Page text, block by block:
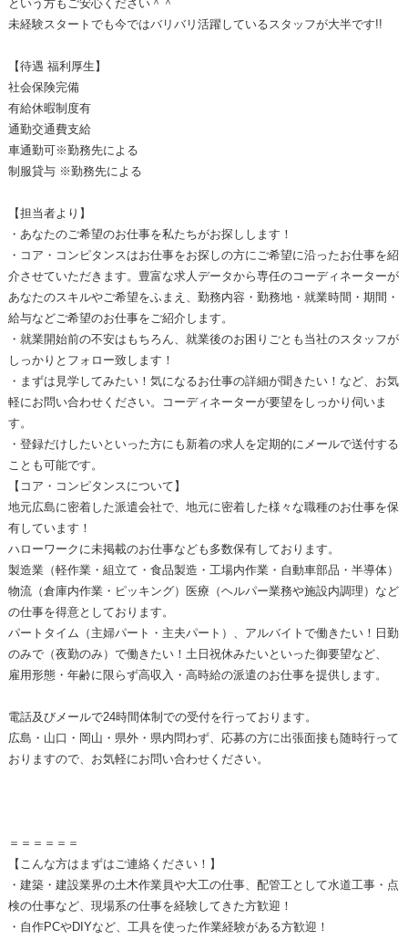
という方もご安心ください＾＾
未経験スタートでも今ではバリバリ活躍しているスタッフが大半です!!
【待遇 福利厚生】
社会保険完備
有給休暇制度有
通勤交通費支給
車通勤可※勤務先による
制服貸与 ※勤務先による
【担当者より】
・あなたのご希望のお仕事を私たちがお探しします！
・コア・コンピタンスはお仕事をお探しの方にご希望に沿ったお仕事を紹
介させていただきます。豊富な求人データから専任のコーディネーターが
あなたのスキルやご希望をふまえ、勤務内容・勤務地・就業時間・期間・
給与などご希望のお仕事をご紹介します。
・就業開始前の不安はもちろん、就業後のお困りごとも当社のスタッフが
しっかりとフォロー致します！
・まずは見学してみたい！気になるお仕事の詳細が聞きたい！など、お気
軽にお問い合わせください。コーディネーターが要望をしっかり伺いま
す。
・登録だけしたいといった方にも新着の求人を定期的にメールで送付する
ことも可能です。
【コア・コンピタンスについて】
地元広島に密着した派遣会社で、地元に密着した様々な職種のお仕事を保
有しています！
ハローワークに未掲載のお仕事なども多数保有しております。
製造業（軽作業・組立て・食品製造・工場内作業・自動車部品・半導体）
物流（倉庫内作業・ピッキング）医療（ヘルパー業務や施設内調理）など
の仕事を得意としております。
パートタイム（主婦パート・主夫パート）、アルバイトで働きたい！日勤
のみで（夜勤のみ）で働きたい！土日祝休みたいといった御要望など、
雇用形態・年齢に限らず高収入・高時給の派遣のお仕事を提供します。
電話及びメールで24時間体制での受付を行っております。
広島・山口・岡山・県外・県内問わず、応募の方に出張面接も随時行って
おりますので、お気軽にお問い合わせください。
＝＝＝＝＝＝
【こんな方はまずはご連絡ください！】
・建築・建設業界の土木作業員や大工の仕事、配管工として水道工事・点
検の仕事など、現場系の仕事を経験してきた方歓迎！
・自作PCやDIYなど、工具を使った作業経験がある方歓迎！